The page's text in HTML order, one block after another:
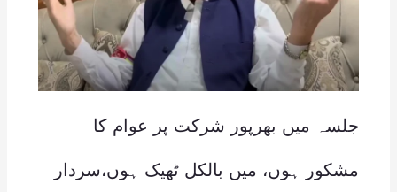
جلسہ میں بھرپور شرکت پر عوام کا
مشکور ہوں، میں بالکل ٹھیک ہوں،سردار